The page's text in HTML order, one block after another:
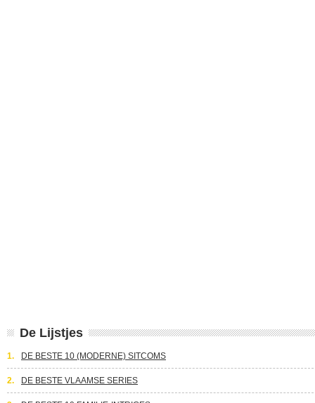
De Lijstjes
1. DE BESTE 10 (MODERNE) SITCOMS
2. DE BESTE VLAAMSE SERIES